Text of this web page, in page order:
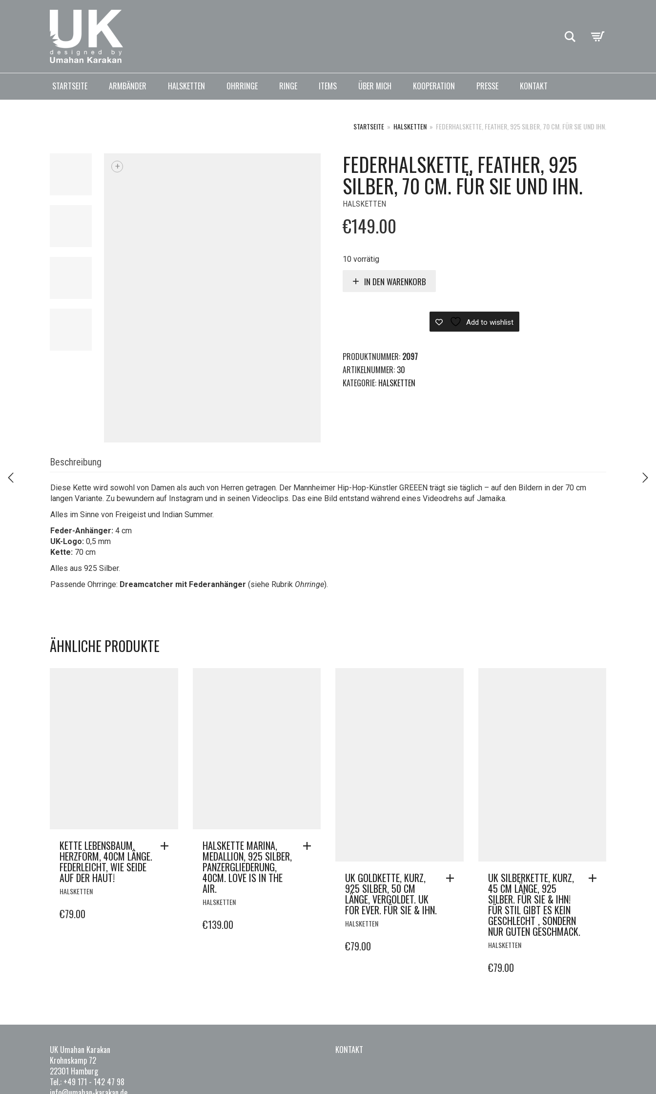
Suche
STARTSEITE ARMBÄNDER HALSKETTEN OHRRINGE RINGE ITEMS ÜBER MICH KOOPERATION PRESSE KONTAKT
STARTSEITE » HALSKETTEN » FEDERHALSKETTE, FEATHER, 925 SILBER, 70 CM. FÜR SIE UND IHN.
+ FEDERHALSKETTE, FEATHER, 925
SILBER, 70 CM. FÜR SIE UND IHN.
HALSKETTEN
€149.00
10 vorrätig
IN DEN WARENKORB
Add to wishlist
PRODUKTNUMMER: 2097
ARTIKELNUMMER: 30
KATEGORIE: HALSKETTEN
Beschreibung
Diese Kette wird sowohl von Damen als auch von Herren getragen. Der Mannheimer Hip-Hop-Künstler GREEEN trägt sie täglich – auf den Bildern in der 70 cm
langen Variante. Zu bewundern auf Instagram und in seinen Videoclips. Das eine Bild entstand während eines Videodrehs auf Jamaika.
Alles im Sinne von Freigeist und Indian Summer.
Feder-Anhänger: 4 cm
UK-Logo: 0,5 mm
Kette: 70 cm
Alles aus 925 Silber.
Passende Ohrringe: Dreamcatcher mit Federanhänger (siehe Rubrik Ohrringe).
ÄHNLICHE PRODUKTE
KETTE LEBENSBAUM,
HERZFORM, 40CM LÄNGE.
FEDERLEICHT, WIE SEIDE
AUF DER HAUT!
HALSKETTEN
€79.00
HALSKETTE MARINA,
MEDALLION, 925 SILBER,
PANZERGLIEDERUNG,
40CM. LOVE IS IN THE
AIR.
HALSKETTEN
€139.00
UK GOLDKETTE, KURZ,
925 SILBER, 50 CM
LÄNGE, VERGOLDET. UK
FOR EVER. FÜR SIE & IHN.
HALSKETTEN
€79.00
UK SILBERKETTE, KURZ,
45 CM LÄNGE, 925
SILBER. FÜR SIE & IHN!
FÜR STIL GIBT ES KEIN
GESCHLECHT , SONDERN
NUR GUTEN GESCHMACK.
HALSKETTEN
€79.00
UK Umahan Karakan
Krohnskamp 72
22301 Hamburg
Tel.: +49 171 - 142 47 98
KONTAKT